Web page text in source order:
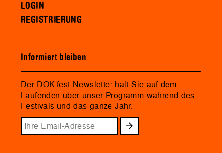
LOGIN
REGISTRIERUNG
Informiert bleiben
Der DOK.fest Newsletter hält Sie auf dem
Laufenden über unser Programm während des
Festivals und das ganze Jahr.